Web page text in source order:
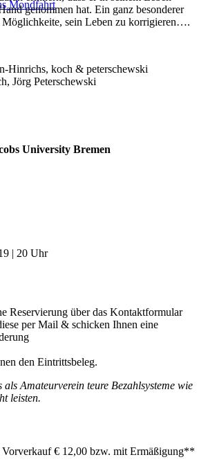
Mondfahrt
genommen hat. Ein ganz besonderer
Möglichkeite, sein Leben zu korrigieren….
Hinrichs, koch & peterschewski
Jörg Peterschewski
University Bremen
| 20 Uhr
Reservierung über das Kontaktformular
per Mail & schicken Ihnen eine
den Eintrittsbeleg.
Amateurverein teure Bezahlsysteme wie
leisten.
€ 12,00 bzw. mit Ermäßigung**